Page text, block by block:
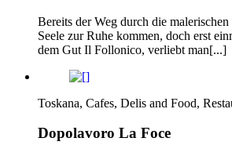
Bereits der Weg durch die
Seele zur Ruhe kommen, doch erst
dem Gut Il Follonico, verliebt man[...]
Toskana, Cafes, Delis and Food,
Dopolavoro La Foce